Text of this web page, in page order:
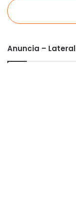
Anuncia – Lateral